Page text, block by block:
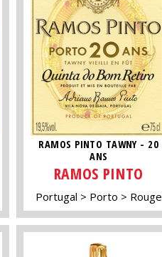
RAMOS PINTO TAWNY - 20
ANS
RAMOS PINTO
Portugal Porto Rouge